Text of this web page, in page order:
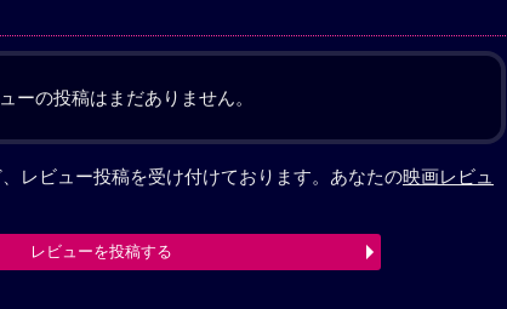
ーの投稿はまだありません。
レビュー投稿を受け付けております。あなたの映画レビュ
レビューを投稿する